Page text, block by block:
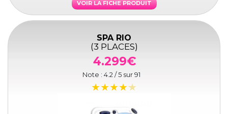
VOIR LA FICHE PRODUIT
SPA RIO
(3 PLACES)
4.299€
Note : 4.2 / 5 sur91